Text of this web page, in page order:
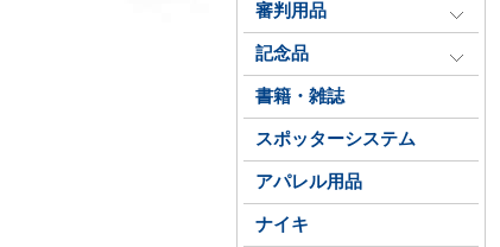
審判用品
記念品
書籍・雑誌
スポッターシステム
アパレル用品
ナイキ